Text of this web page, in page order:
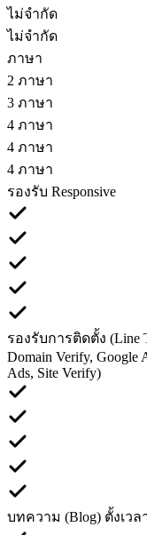
ไม่จำกัด
ไม่จำกัด
ภาษา
2 ภาษา
3 ภาษา
4 ภาษา
4 ภาษา
4 ภาษา
รองรับ Responsive
รองรับการติดตั้ง (Line
Domain Verify, Google
Ads, Site Verify)
บทความ (Blog) ตั้งเวล